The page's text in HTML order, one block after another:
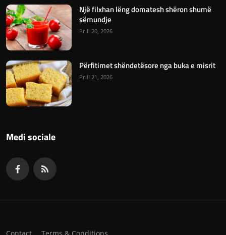
Një filxhan lëng domatesh shëron shumë
sëmundje
Prill 20, 2026
Përfitimet shëndetësore nga buka e misrit
Prill 21, 2026
Medi sociale